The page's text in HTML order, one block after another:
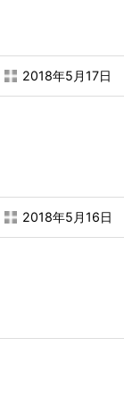
2018年5月17日
2018年5月16日